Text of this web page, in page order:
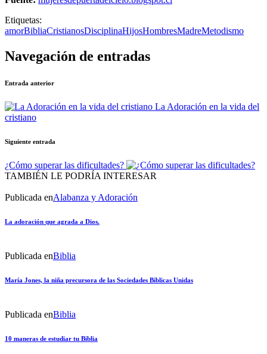
Etiquetas:
amorBibliaCristianosDisciplinaHijosHombresMadreMetodismo
Navegación de entradas
Entrada anterior
La Adoración en la vida del
cristiano
Siguiente entrada
¿Cómo superar las dificultades?
TAMBIÉN LE PODRÍA INTERESAR
Publicada enAlabanza y Adoración
La adoración que agrada a Dios.
Publicada enBiblia
María Jones, la niña precursora de las Sociedades Bíblicas Unidas
Publicada enBiblia
10 maneras de estudiar tu Biblia